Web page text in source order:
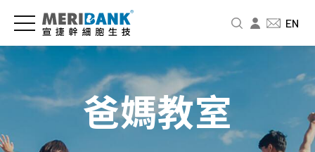
爸媽教室
儲
存
胞
與
商
識
宣
捷
公
牌
新
訊
新
爸
媽
教
疫
投
資
專
財
EN